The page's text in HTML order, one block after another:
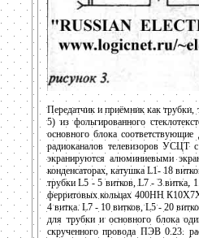
Передатчик и приёмник как трубки,
5) из фольгированного
основного блока
радиоканалов телевизоров УСЦТ
экранируются алюминиевыми
конденсаторах, катушка L1- 18
трубки L5 - 5 витков, L7 - 3 витка,
ферритовых кольцах 400НН
4 витка. L7 - 10 витков, L5 - 20
для трубки и основного блока
скрученного провода ПЭВ 0.23.